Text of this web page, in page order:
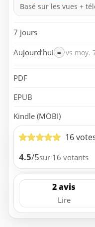
Basé sur les vues +
7 jours
Aujourd’hui = vs moy.
PDF
EPUB
Kindle (MOBI)
16
4.5/5sur 16 votants
2 avis
Lire